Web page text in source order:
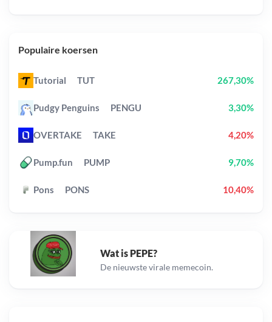
Wat is PEPE?
De nieuwste virale memecoin.
Populaire koersen
Tutorial TUT 267,30%
Pudgy Penguins PENGU 3,30%
OVERTAKE TAKE 4,20%
Pump.fun PUMP 9,70%
Pons PONS 10,40%